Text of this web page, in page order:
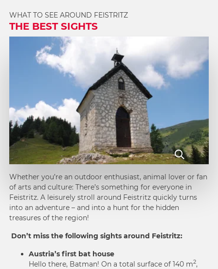
WHAT TO SEE AROUND FEISTRITZ
THE BEST SIGHTS
Whether you’re an outdoor enthusiast, animal lover or fan
of arts and culture: There’s something for everyone in
Feistritz. A leisurely stroll around Feistritz quickly turns
into an adventure – and into a hunt for the hidden
treasures of the region!
Don’t miss the following sights around Feistritz:
Austria’s first bat house
Hello there, Batman! On a total surface of 140 m2,